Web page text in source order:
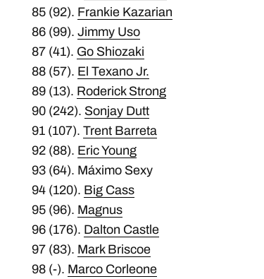
85 (92). Frankie Kazarian
86 (99).Jimmy Uso
87 (41). Go Shiozaki
88 (57). El Texano Jr.
89 (13). Roderick Strong
90 (242). Sonjay Dutt
91 (107).Trent Barreta
92 (88). Eric Young
93 (64). Máximo Sexy
94 (120). Big Cass
95 (96). Magnus
96 (176). Dalton Castle
97 (83). Mark Briscoe
98 (-). Marco Corleone